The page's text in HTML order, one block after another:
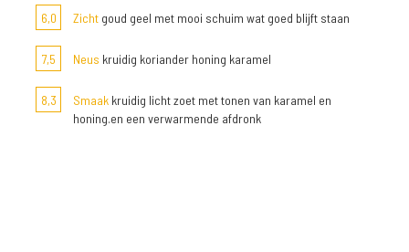
6,0
Zicht goud geel met mooi schuim wat goed blijft staan
7,5 Neus kruidig koriander honing karamel
8,3 Smaak kruidig licht zoet met tonen van karamel en
honing.en een verwarmende afdronk